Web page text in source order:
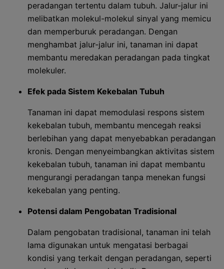
peradangan tertentu dalam tubuh. Jalur-jalur ini
melibatkan molekul-molekul sinyal yang memicu
dan memperburuk peradangan. Dengan
menghambat jalur-jalur ini, tanaman ini dapat
membantu meredakan peradangan pada tingkat
molekuler.
Efek pada Sistem Kekebalan Tubuh
Tanaman ini dapat memodulasi respons sistem
kekebalan tubuh, membantu mencegah reaksi
berlebihan yang dapat menyebabkan peradangan
kronis. Dengan menyeimbangkan aktivitas sistem
kekebalan tubuh, tanaman ini dapat membantu
mengurangi peradangan tanpa menekan fungsi
kekebalan yang penting.
Potensi dalam Pengobatan Tradisional
Dalam pengobatan tradisional, tanaman ini telah
lama digunakan untuk mengatasi berbagai
kondisi yang terkait dengan peradangan, seperti